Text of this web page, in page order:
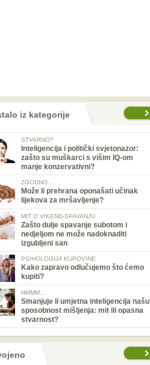
iz kategorije
STVARNO?
Inteligencija i politički svjetonazor:
zašto su muškarci s višim IQ-om
manje konzervativni?
ZGODNO...
Može li prehrana oponašati učinak
lijekova za mršavljenje?
MIT O VIKEND-SPAVANJU
Zašto dulje spavanje subotom i
nedjeljom ne može nadoknaditi
izgubljeni san
PSIHOLOGIJA KUPOVINE
Kako zapravo odlučujemo što ćemo
kupiti?
HMMM...
Smanjuje li umjetna inteligencija našu
sposobnost mišljenja: mit ili opasna
stvarnost?